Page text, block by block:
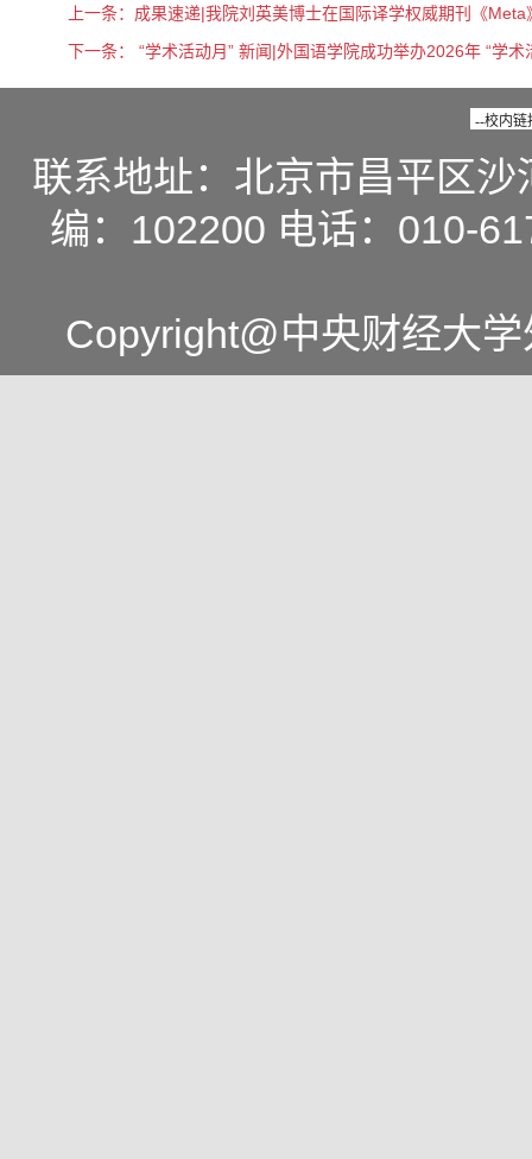
上一条： 成果速递|我院刘英美博士在国际译学权威期刊《Meta
下一条：
“学术活动月” 新闻|外国语学院成功举办2026年 “学
联系地址：北京市昌平区
编：102200 电话：010-
Copyright@中央财经大